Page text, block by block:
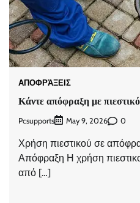
ΑΠΟΦΡΆΞΕΙΣ
Κάντε απόφραξη με πιεστικό
Pcsupports May 9, 2026 0
Χρήση πιεστικού σε
Απόφραξη Η χρήση
από […]